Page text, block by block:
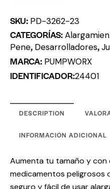
SKU: PD-3262-23
CATEGORÍAS:
Pene, Desarrolladores,
MARCA: PUMPWORX
IDENTIFICADOR:24401
DESCRIPTION
INFORMACIÓN ADICIONAL
Aumenta tu tamaño y con
medicamentos peligrosos
seguro y fácil de usar